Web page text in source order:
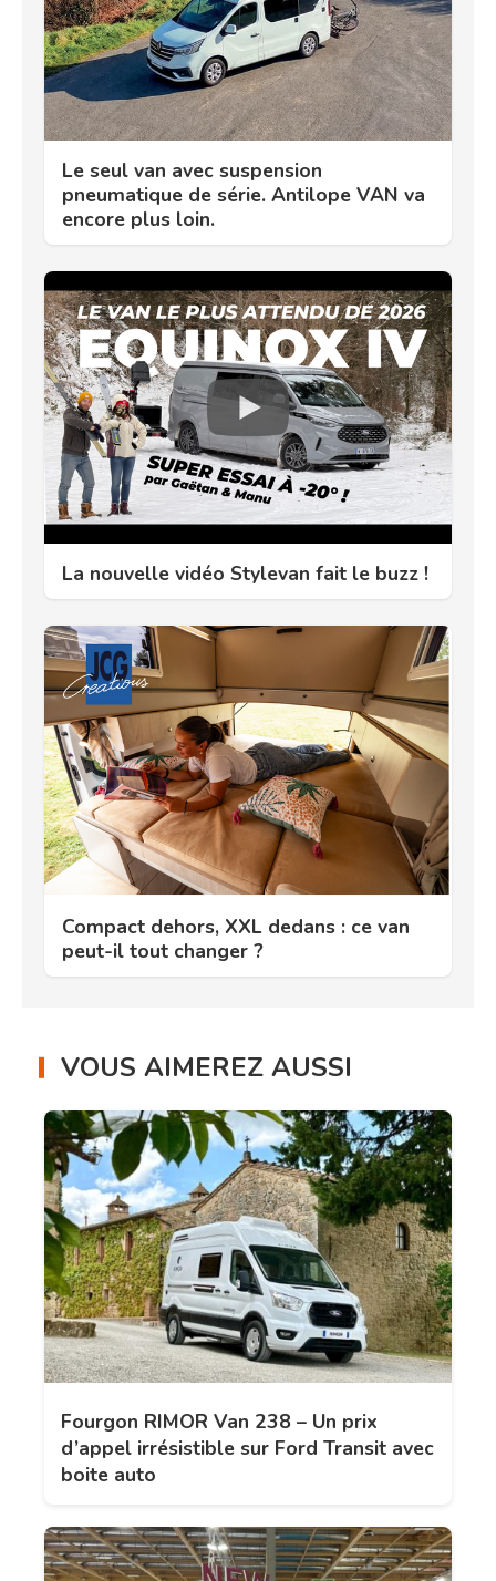
Le seul van avec suspension
pneumatique de série. Antilope VAN va
encore plus loin.
La nouvelle vidéo Stylevan fait le buzz !
Compact dehors, XXL dedans : ce van
peut-il tout changer ?
VOUS AIMEREZ AUSSI
Fourgon RIMOR Van 238 – Un prix
d’appel irrésistible sur Ford Transit avec
boite auto